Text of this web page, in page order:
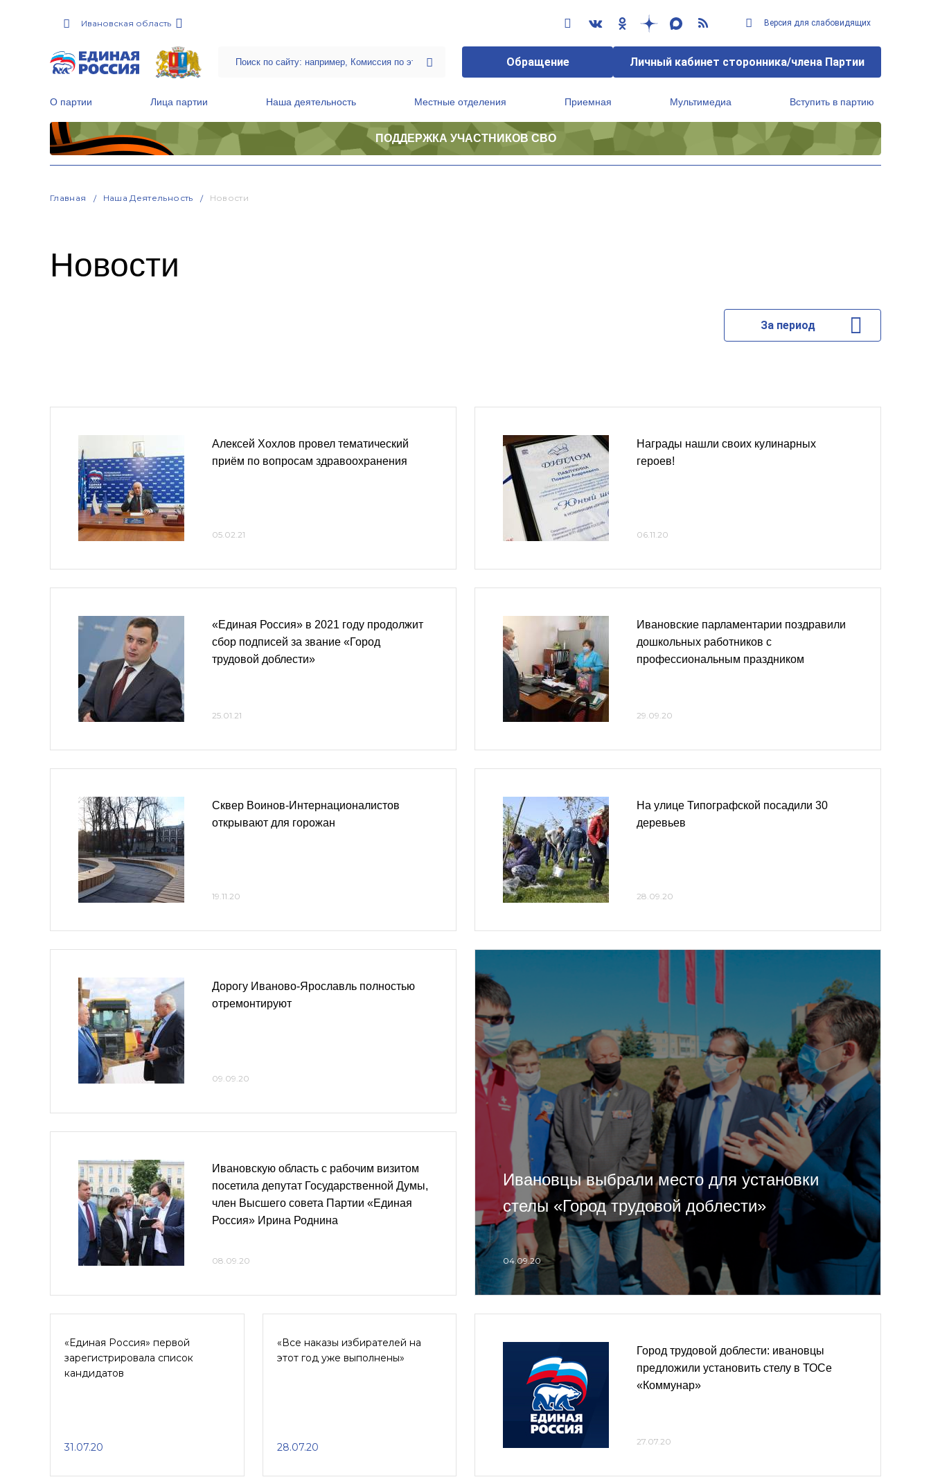
Ивановская область Версия для слабовидящих
Обращение Личный кабинет сторонника/члена Партии
О партии Лица партии Наша деятельность Местные отделения Приемная Мультимедиа Вступить в партию
ПОДДЕРЖКА УЧАСТНИКОВ СВО
Главная Наша Деятельность Новости
Новости
За период
Алексей Хохлов провел тематический
приём по вопросам здравоохранения
05.02.21
«Единая Россия» в 2021 году продолжит
сбор подписей за звание «Город
трудовой доблести»
25.01.21
Сквер Воинов-Интернационалистов
открывают для горожан
19.11.20
Награды нашли своих кулинарных
героев!
06.11.20
Ивановские парламентарии поздравили
дошкольных работников с
профессиональным праздником
29.09.20
На улице Типографской посадили 30
деревьев
28.09.20
Дорогу Иваново-Ярославль полностью
отремонтируют
09.09.20
Ивановскую область с рабочим визитом
посетила депутат Государственной Думы,
член Высшего совета Партии «Единая
Россия» Ирина Роднина
08.09.20
Ивановцы выбрали место для установки
стелы «Город трудовой доблести»
04.09.20
«Единая Россия» первой
зарегистрировала список
кандидатов
31.07.20
«Все наказы избирателей на
этот год уже выполнены»
28.07.20
Город трудовой доблести: ивановцы
предложили установить стелу в ТОСе
«Коммунар»
27.07.20